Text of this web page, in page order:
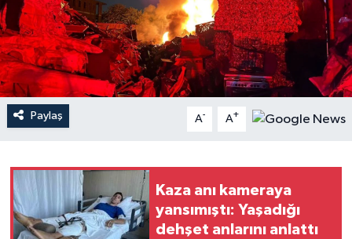
Paylaş A- A+
Kaza anı kameraya
yansımıştı: Yaşadığı
dehşet anlarını anlattı
Politika
Resmi İlan
Sağlık
Sürmanşet
Teknoloji